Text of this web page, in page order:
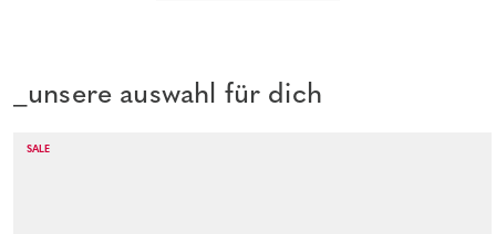
_unsere auswahl für dich
SALE